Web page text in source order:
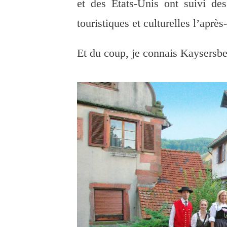
et des États-Unis ont suivi
touristiques et culturelles
Et du coup, je connais